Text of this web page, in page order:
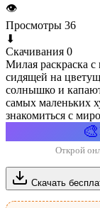
👁
Просмотры 36
⬇
Скачивания 0
Милая раскраска
сидящей на
солнышко и
самых маленьких
знакомиться с
🎨
Открой
Скачать